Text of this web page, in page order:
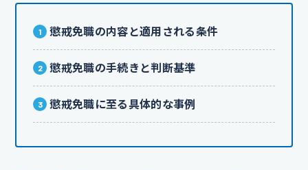
懲戒免職の内容と適用される条件
懲戒免職の手続きと判断基準
懲戒免職に至る具体的な事例